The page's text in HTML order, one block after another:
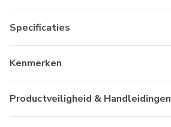
Specificaties
Kenmerken
Productveiligheid & Handleidingen